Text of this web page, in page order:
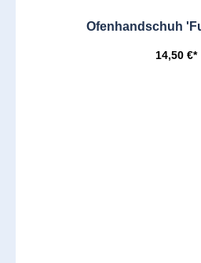
Ofenhandschuh
14,50 €*